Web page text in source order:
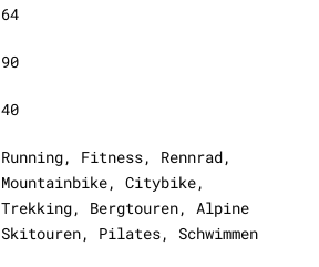
64
90
40
Running, Fitness, Rennrad,
Mountainbike, Citybike,
Trekking, Bergtouren, Alpine
Skitouren, Pilates, Schwimmen